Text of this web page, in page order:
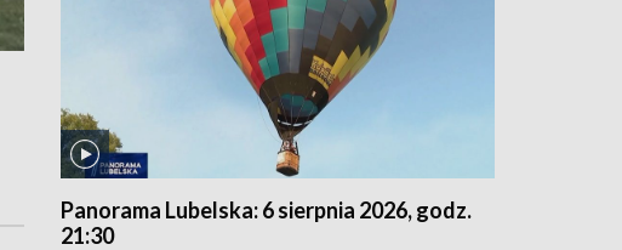
Panorama Lubelska: 6 sierpnia 2026, godz.
21:30